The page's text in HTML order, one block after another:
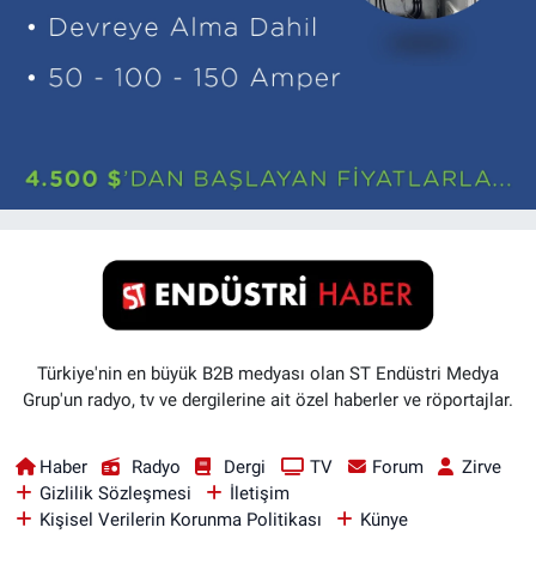
Türkiye'nin en büyük B2B medyası olan ST Endüstri Medya
Grup'un radyo, tv ve dergilerine ait özel haberler ve röportajlar.
Haber Radyo Dergi TV Forum
Zirve
Gizlilik Sözleşmesi
İletişim
Kişisel Verilerin Korunma Politikası
Künye